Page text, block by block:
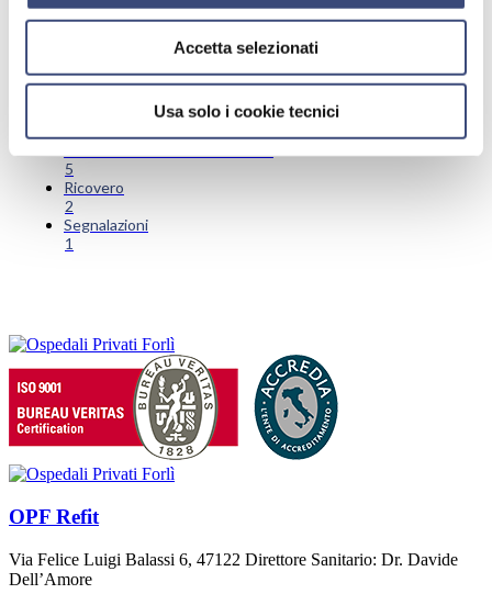
Accetta selezionati
Usa solo i cookie tecnici
14
Medici e specialità mediche
Costi delle prestazioni e convenzioni
Servizi di Pronto Intervento
5
Ricovero
2
Segnalazioni
1
OPF Refit
Via Felice Luigi Balassi 6, 47122 Direttore Sanitario: Dr. Davide
Dell’Amore